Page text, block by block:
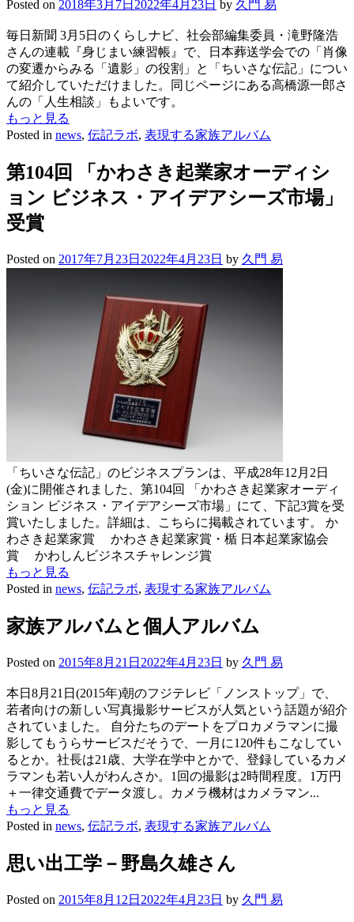
Posted on 2018年3月7日 2022年4月23日 by 久門 易
毎日新聞 3月5日のくらしナビ、社会部編集委員・滝野隆浩
さんの連載『身じまい練習帳』で、日本葬送学会での「肖像
の変遷からみる「遺影」の役割」と「ちいさな伝記」につい
て紹介していただけました。同じページにある高橋源一郎さ
んの「人生相談」もよいです。
もっと見る
Posted in news, 伝記ラボ, 表現する家族アルバム
第104回 「かわさき起業家オーディシ
ョン ビジネス・アイデアシーズ市場」
受賞
Posted on 2017年7月23日 2022年4月23日 by 久門 易
「ちいさな伝記」のビジネスプランは、平成28年12月2日
(金)に開催されました、第104回 「かわさき起業家オーディ
ション ビジネス・アイデアシーズ市場」にて、下記3賞を受
賞いたしました。詳細は、こちらに掲載されています。 か
わさき起業家賞 かわさき起業家賞・楯 日本起業家協会
賞 かわしんビジネスチャレンジ賞
もっと見る
Posted in news, 伝記ラボ, 表現する家族アルバム
家族アルバムと個人アルバム
Posted on 2015年8月21日 2022年4月23日 by 久門 易
本日8月21日(2015年)朝のフジテレビ「ノンストップ」で、
若者向けの新しい写真撮影サービスが人気という話題が紹介
されていました。 自分たちのデートをプロカメラマンに撮
影してもうらサービスだそうで、一月に120件もこなしてい
るとか。社長は21歳、大学在学中とかで、登録しているカメ
ラマンも若い人がわんさか。1回の撮影は2時間程度。1万円
＋一律交通費でデータ渡し。カメラ機材はカメラマン...
もっと見る
Posted in news, 伝記ラボ, 表現する家族アルバム
思い出工学－野島久雄さん
Posted on 2015年8月12日 2022年4月23日 by 久門 易